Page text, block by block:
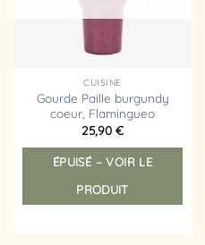
CUISINE
Gourde Paille burgundy
coeur, Flamingueo
25,90 €
ÉPUISÉ – VOIR LE
PRODUIT